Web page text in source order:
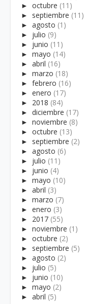
► octubre (11)
► septiembre (11)
► agosto (1)
► julio (9)
► junio (11)
► mayo (14)
► abril (16)
► marzo (18)
► febrero (16)
► enero (17)
► 2018 (84)
► diciembre (17)
► noviembre (8)
► octubre (13)
► septiembre (2)
► agosto (6)
► julio (11)
► junio (4)
► mayo (10)
► abril (3)
► marzo (7)
► enero (3)
► 2017 (55)
► noviembre (1)
► octubre (2)
► septiembre (5)
► agosto (2)
► julio (5)
► junio (10)
► mayo (2)
► abril (5)